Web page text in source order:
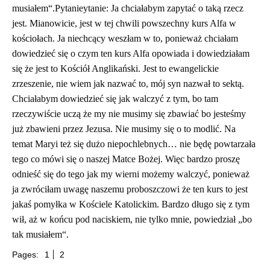
musiałem“.Pytanieytanie: Ja chciałabym zapytać o taką rzecz
jest. Mianowicie, jest w tej chwili powszechny kurs Alfa w
kościołach. Ja niechcący weszłam w to, ponieważ chciałam
dowiedzieć się o czym ten kurs Alfa opowiada i dowiedziałam
się że jest to Kościół Anglikański. Jest to ewangelickie
zrzeszenie, nie wiem jak nazwać to, mój syn nazwał to sektą.
Chciałabym dowiedzieć się jak walczyć z tym, bo tam
rzeczywiście uczą że my nie musimy się zbawiać bo jesteśmy
już zbawieni przez Jezusa. Nie musimy się o to modlić. Na
temat Maryi też się dużo niepochlebnych… nie będę powtarzała
tego co mówi się o naszej Matce Bożej. Więc bardzo proszę
odnieść się do tego jak my wierni możemy walczyć, ponieważ
ja zwróciłam uwagę naszemu proboszczowi że ten kurs to jest
jakaś pomyłka w Kościele Katolickim. Bardzo długo się z tym
wił, aż w końcu pod naciskiem, nie tylko mnie, powiedział „bo
tak musiałem“.
Pages: 1 2